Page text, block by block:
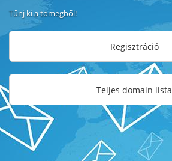
Tűnj ki a tömegből!
Regisztráció
Teljes domain lista